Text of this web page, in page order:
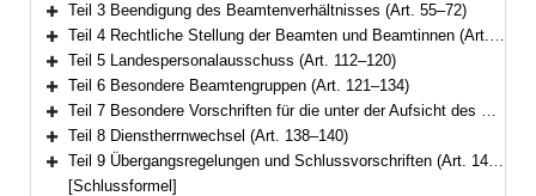
Bereich erweitern
Teil 3 Beendigung des Beamtenverhältnisses (Art. 55–72)
Bereich erweitern
Teil 4 Rechtliche Stellung der Beamten und Beamtinnen (Art. 73–111)
Bereich erweitern
Teil 5 Landespersonalausschuss (Art. 112–120)
Bereich erweitern
Teil 6 Besondere Beamtengruppen (Art. 121–134)
Bereich erweitern
Teil 7 Besondere Vorschriften für die unter der Aufsicht des Staates stehenden Körperschaften, Anstalten und Stiftungen des öffentlichen Rechts (Art. 135–137)
Bereich erweitern
Teil 8 Dienstherrnwechsel (Art. 138–140)
Bereich erweitern
Teil 9 Übergangsregelungen und Schlussvorschriften (Art. 141–147)
[Schlussformel]